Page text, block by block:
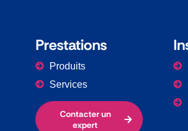
Prestations​
Produits
Services
Contacter un
expert